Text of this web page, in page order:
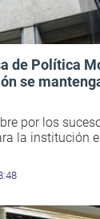
de Política
se
por los
la institución